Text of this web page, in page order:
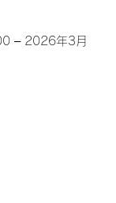
– 2026年3月